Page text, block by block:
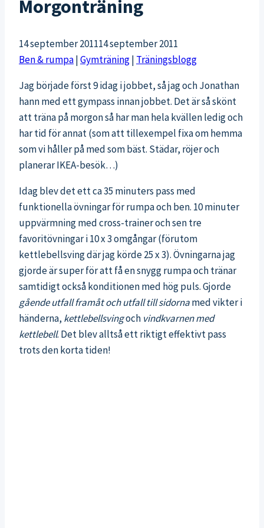
Morgonträning
14 september 201114 september 2011
Ben & rumpa|Gymträning| Träningsblogg
Jag började först 9 idag i jobbet, så jag och Jonathan
hann med ett gympass innan jobbet. Det är så skönt
att träna på morgon så har man hela kvällen ledig och
har tid för annat (som att tillexempel fixa om hemma
som vi håller på med som bäst. Städar, röjer och
planerar IKEA-besök…)
Idag blev det ett ca 35 minuters pass med
funktionella övningar för rumpa och ben. 10 minuter
uppvärmning med cross-trainer och sen tre
favoritövningar i 10 x 3 omgångar (förutom
kettlebellsving där jag körde 25 x 3). Övningarna jag
gjorde är super för att få en snygg rumpa och tränar
samtidigt också konditionen med hög puls. Gjorde
gående utfall framåt och utfall till sidornamed vikter i
händerna, kettlebellsvingoch vindkvarnen med
kettlebell. Det blev alltså ett riktigt effektivt pass
trots den korta tiden!